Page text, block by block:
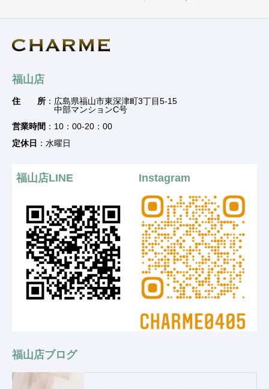
福山店
住 所 ：広島県福山市東深津町3丁目5-15
中部マンションC号
営業時間 ：10：00-20：00
定休日 ：水曜日
福山店LINE Instagram
福山店ブログ